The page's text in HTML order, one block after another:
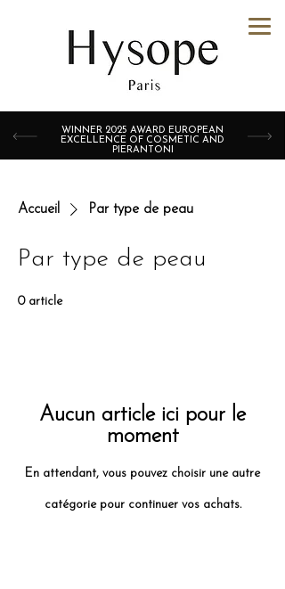
WINNER 2025 AWARD EUROPEAN
EXCELLENCE OF COSMETIC AND
PIERANTONI
Accueil Par type de peau
Par type de peau
0 article
Aucun article ici pour le
moment
En attendant, vous pouvez choisir une autre
catégorie pour continuer vos achats.